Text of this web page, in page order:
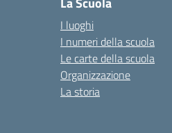
I luoghi
I numeri della scuola
Le carte della scuola
Organizzazione
La storia